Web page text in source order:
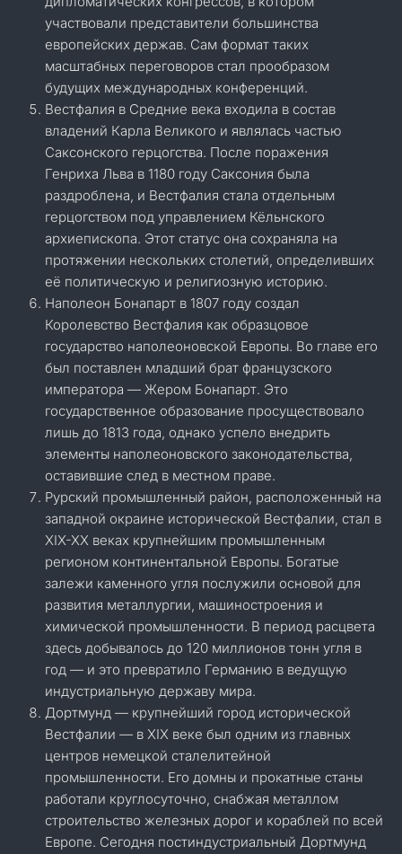
участвовали представители большинства
европейских держав. Сам формат таких
масштабных переговоров стал прообразом
будущих международных конференций.
Вестфалия в Средние века входила в состав
владений Карла Великого и являлась частью
Саксонского герцогства. После поражения
Генриха Льва в 1180 году Саксония была
раздроблена, и Вестфалия стала отдельным
герцогством под управлением Кёльнского
архиепископа. Этот статус она сохраняла на
протяжении нескольких столетий, определивших
её политическую и религиозную историю.
Наполеон Бонапарт в 1807 году создал
Королевство Вестфалия как образцовое
государство наполеоновской Европы. Во главе его
был поставлен младший брат французского
императора — Жером Бонапарт. Это
государственное образование просуществовало
лишь до 1813 года, однако успело внедрить
элементы наполеоновского законодательства,
оставившие след в местном праве.
Рурский промышленный район, расположенный на
западной окраине исторической Вестфалии, стал в
XIX-XX веках крупнейшим промышленным
регионом континентальной Европы. Богатые
залежи каменного угля послужили основой для
развития металлургии, машиностроения и
химической промышленности. В период расцвета
здесь добывалось до 120 миллионов тонн угля в
год — и это превратило Германию в ведущую
индустриальную державу мира.
Дортмунд — крупнейший город исторической
Вестфалии — в XIX веке был одним из главных
центров немецкой сталелитейной
промышленности. Его домны и прокатные станы
работали круглосуточно, снабжая металлом
строительство железных дорог и кораблей по всей
Европе. Сегодня постиндустриальный Дортмунд